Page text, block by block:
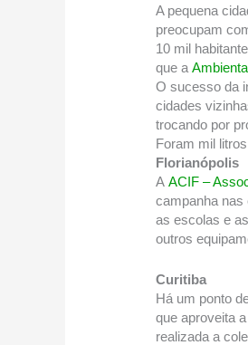
A pequena
preocupam
10 mil
que a
O sucesso da
cidades
trocando por
Foram mil
Florianópolis
AACIF –
campanha nas
as escolas e
outros
Curitiba
Há um ponto
que aproveita
realizada a